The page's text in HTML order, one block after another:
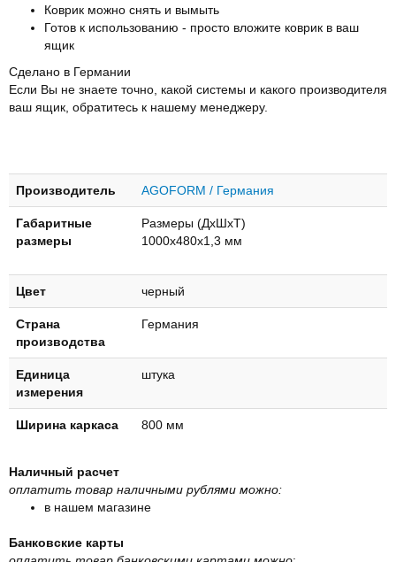
Коврик можно снять и вымыть
Готов к использованию - просто вложите коврик в ваш
ящик
Сделано в Германии
Если Вы не знаете точно, какой системы и какого производителя
ваш ящик, обратитесь к нашему менеджеру.
Производитель AGOFORM / Германия
Габаритные
размеры
Размеры (ДхШхТ)
1000х480х1,3 мм
Цвет черный
Страна
производства
Германия
Единица
измерения
штука
Ширина каркаса 800 мм
Наличный расчет
оплатить товар наличными рублями можно:
в нашем магазине
Банковские карты